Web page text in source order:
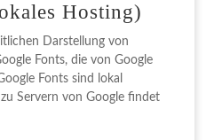
Hosting)
Darstellung von
Fonts, die von Google
Fonts sind lokal
Servern von Google findet